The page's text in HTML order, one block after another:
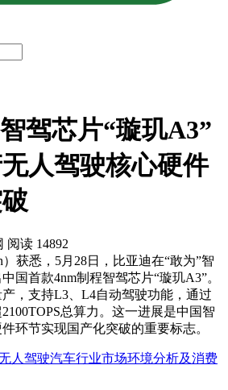
驾芯片“璇玑A3”
人驾驶核心硬件
阅读 14892
）获悉，5月28日，比亚迪在“敢为”智
国首款4nm制程智驾芯片“璇玑A3”。
，支持L3、L4自动驾驶功能，通过
总算力。这一进展是中国智
环节实现国产化突破的重要标志。
人驾驶汽车行业市场环境分析及消费